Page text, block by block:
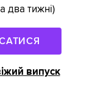
два тижні)
випуск